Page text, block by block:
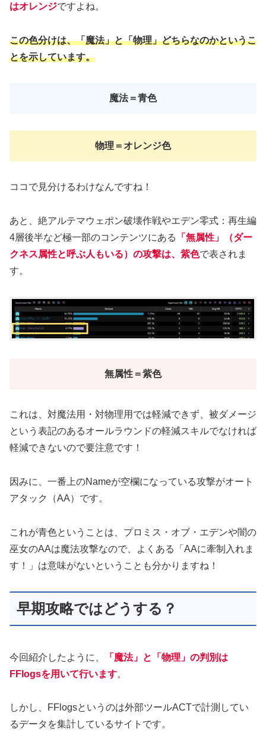
はオレンジですよね。
この色分けは、「魔法」と「物理」どちらなのかというこ
とを示しています。
魔法＝青色
物理＝オレンジ色
ココで見分けるわけなんですね！
あと、絶アルテマウェポン破壊作戦やエデン零式：再生編
4層後半など極一部のコンテンツにある
「無属性」（ダー
クネス属性と呼ぶ人もいる）の攻撃は、紫色で表されま
す。
無属性＝紫色
これは、対魔法用・対物理用では軽減できず、被ダメージ
という表記のあるオールラウンドの軽減スキルでなければ
軽減できないので要注意です！
因みに、一番上のNameが空欄になっている攻撃がオート
アタック（AA）です。
これが青色ということは、プロミス・オブ・エデンや闇の
巫女のAAは魔法攻撃なので、よくある「AAに牽制入れま
す！」は意味がないということも分かりますね！
早期攻略ではどうする？
今回紹介したように、
「魔法」と「物理」の判別は
FFlogsを用いて行います。
しかし、FFlogsというのは外部ツールACTで計測してい
るデータを集計しているサイトです。